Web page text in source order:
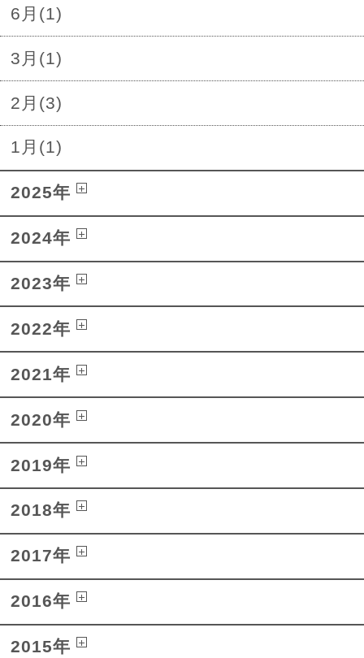
6月(1)
3月(1)
2月(3)
1月(1)
2025年
2024年
2023年
2022年
2021年
2020年
2019年
2018年
2017年
2016年
2015年